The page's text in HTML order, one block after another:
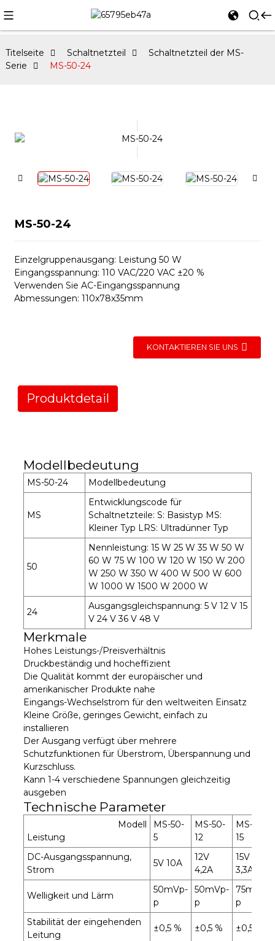
Titelseite Schaltnetzteil
Schaltnetzteil der MS-
Serie
MS-50-24
MS-50-24
Einzelgruppenausgang: Leistung 50 W
Eingangsspannung: 110 VAC/220 VAC ±20 %
Verwenden Sie AC-Eingangsspannung
Abmessungen: 110x78x35mm
KONTAKTIEREN SIE UNS
Produktdetail
Modellbedeutung
MS-50-24 Modellbedeutung
MS
Entwicklungscode für
Schaltnetzteile: S: Basistyp MS:
Kleiner Typ LRS: Ultradünner Typ
50
Nennleistung: 15 W 25 W 35 W 50 W
60 W 75 W 100 W 120 W 150 W 200
W 250 W 350 W 400 W 500 W 600
W 1000 W 1500 W 2000 W
24
Ausgangsgleichspannung: 5 V 12 V 15
V 24 V 36 V 48 V
Merkmale
Hohes Leistungs-/Preisverhältnis
Druckbeständig und hocheffizient
Die Qualität kommt der europäischer und
amerikanischer Produkte nahe
Eingangs-Wechselstrom für den weltweiten Einsatz
Kleine Größe, geringes Gewicht, einfach zu
installieren
Der Ausgang verfügt über mehrere
Schutzfunktionen für Überstrom, Überspannung und
Kurzschluss.
Kann 1-4 verschiedene Spannungen gleichzeitig
ausgeben
Technische Parameter
Modell
Leistung
MS-50-
5
MS-50-
12
MS-50-
15
DC-Ausgangsspannung,
Strom
5V 10A
12V
4,2A
15V
3,3A
Welligkeit und Lärm
50mVp-
p
50mVp-
p
75mVp-
p
Stabilität der eingehenden
Leitung
±0,5 % ±0,5 % ±0,5 %